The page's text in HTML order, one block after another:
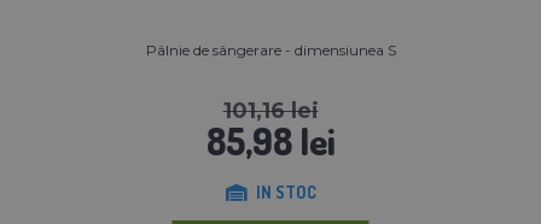
Pâlnie de sângerare - dimensiunea S
101,16 lei
85,98 lei
IN STOC